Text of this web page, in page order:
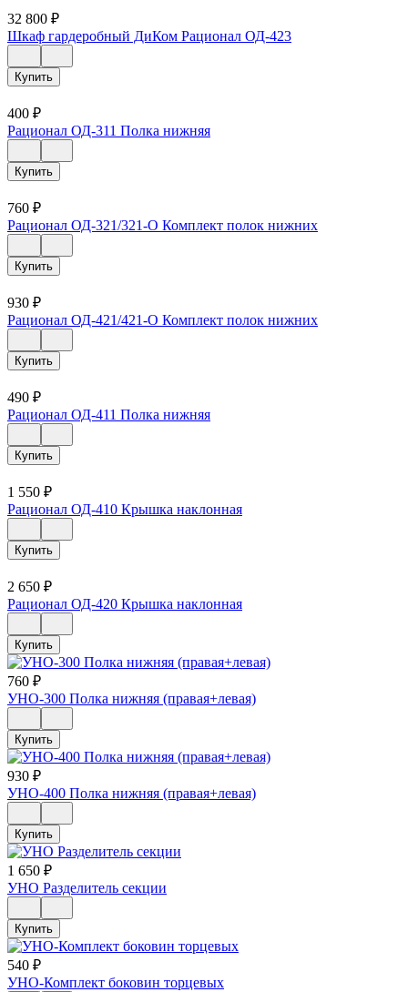
32 800 ₽
Шкаф гардеробный ДиКом Рационал ОД-423
Купить
400 ₽
Рационал ОД-311 Полка нижняя
Купить
760 ₽
Рационал ОД-321/321-О Комплект полок нижних
Купить
930 ₽
Рационал ОД-421/421-О Комплект полок нижних
Купить
490 ₽
Рационал ОД-411 Полка нижняя
Купить
1 550 ₽
Рационал ОД-410 Крышка наклонная
Купить
2 650 ₽
Рационал ОД-420 Крышка наклонная
Купить
760 ₽
УНО-300 Полка нижняя (правая+левая)
Купить
930 ₽
УНО-400 Полка нижняя (правая+левая)
Купить
1 650 ₽
УНО Разделитель секции
Купить
540 ₽
УНО-Комплект боковин торцевых